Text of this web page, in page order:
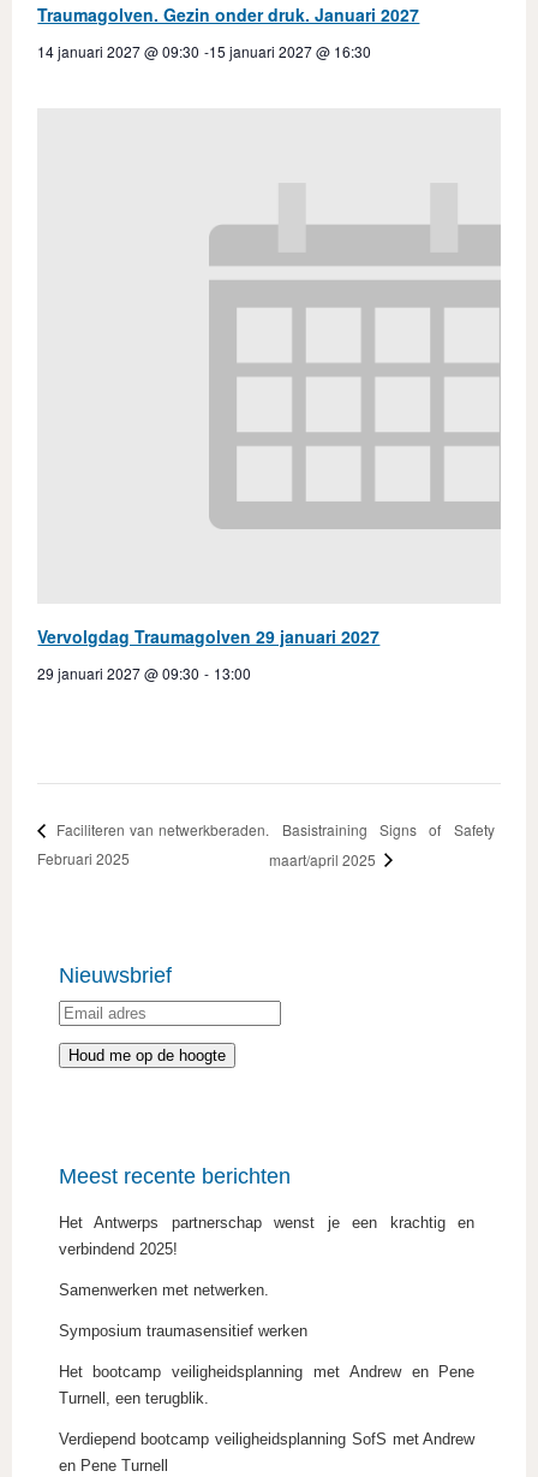
Traumagolven. Gezin onder druk. Januari 2027
14 januari 2027 @ 09:30 -15 januari 2027 @ 16:30
Vervolgdag Traumagolven 29 januari 2027
29 januari 2027 @ 09:30 - 13:00
Faciliteren van netwerkberaden.
Februari 2025
Basistraining Signs of Safety
maart/april 2025
Nieuwsbrief
Meest recente berichten
Het Antwerps partnerschap wenst je een krachtig en
verbindend 2025!
Samenwerken met netwerken.
Symposium traumasensitief werken
Het bootcamp veiligheidsplanning met Andrew en Pene
Turnell, een terugblik.
Verdiepend bootcamp veiligheidsplanning SofS met Andrew
en Pene Turnell